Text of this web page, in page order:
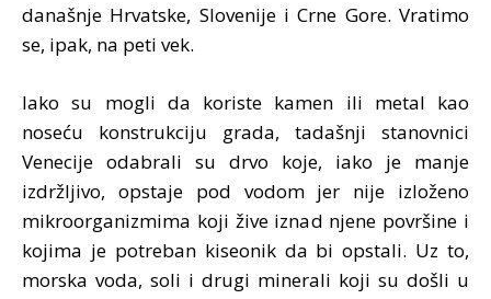
današnje Hrvatske, Slovenije i Crne Gore. Vratimo
se, ipak, na peti vek.
Iako su mogli da koriste kamen ili metal kao
noseću konstrukciju grada, tadašnji stanovnici
Venecije odabrali su drvo koje, iako je manje
izdržljivo, opstaje pod vodom jer nije izloženo
mikroorganizmima koji žive iznad njene površine i
kojima je potreban kiseonik da bi opstali. Uz to,
morska voda, soli i drugi minerali koji su došli u